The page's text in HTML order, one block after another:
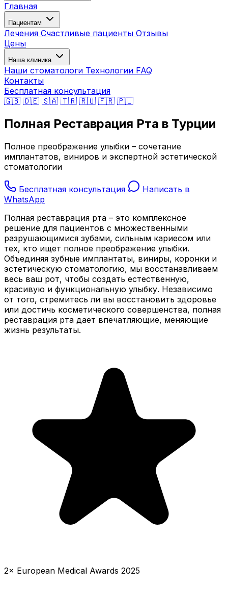
Главная
Пациентам
Лечения Счастливые пациенты Отзывы
Цены
Наша клиника
Наши стоматологи Технологии FAQ
Контакты
Бесплатная консультация
🇬🇧 🇩🇪 🇸🇦 🇹🇷 🇷🇺 🇫🇷 🇵🇱
Полная Реставрация Рта в Турции
Полное преображение улыбки – сочетание
имплантатов, виниров и экспертной эстетической
стоматологии
Бесплатная консультация
Написать в
WhatsApp
Полная реставрация рта – это комплексное
решение для пациентов с множественными
разрушающимися зубами, сильным кариесом или
тех, кто ищет полное преображение улыбки.
Объединяя зубные имплантаты, виниры, коронки и
эстетическую стоматологию, мы восстанавливаем
весь ваш рот, чтобы создать естественную,
красивую и функциональную улыбку. Независимо
от того, стремитесь ли вы восстановить здоровье
или достичь косметического совершенства, полная
реставрация рта дает впечатляющие, меняющие
жизнь результаты.
2× European Medical Awards 2025